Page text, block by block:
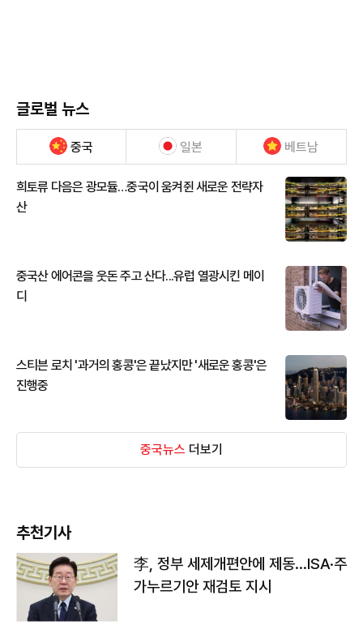
글로벌 뉴스
중국 일본 베트남
희토류 다음은 광모듈…중국이 움켜쥔 새로운 전략자
산
중국산 에어콘을 웃돈 주고 산다...유럽 열광시킨 메이
디
스티븐 로치 '과거의 홍콩'은 끝났지만 '새로운 홍콩'은
진행중
중국뉴스 더보기
추천기사
李, 정부 세제개편안에 제동…ISA·주
가누르기안 재검토 지시